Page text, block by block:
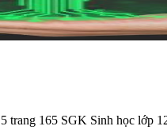
trang 165 SGK Sinh học lớp